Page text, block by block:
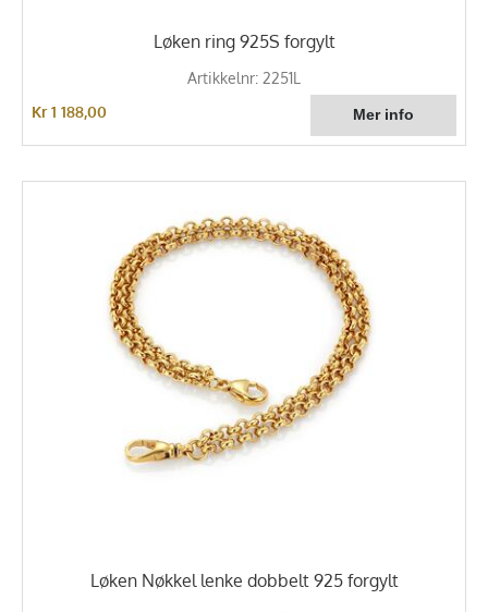
Løken ring 925S forgylt
Artikkelnr: 2251L
Kr 1 188,00
Løken Nøkkel lenke dobbelt 925 forgylt